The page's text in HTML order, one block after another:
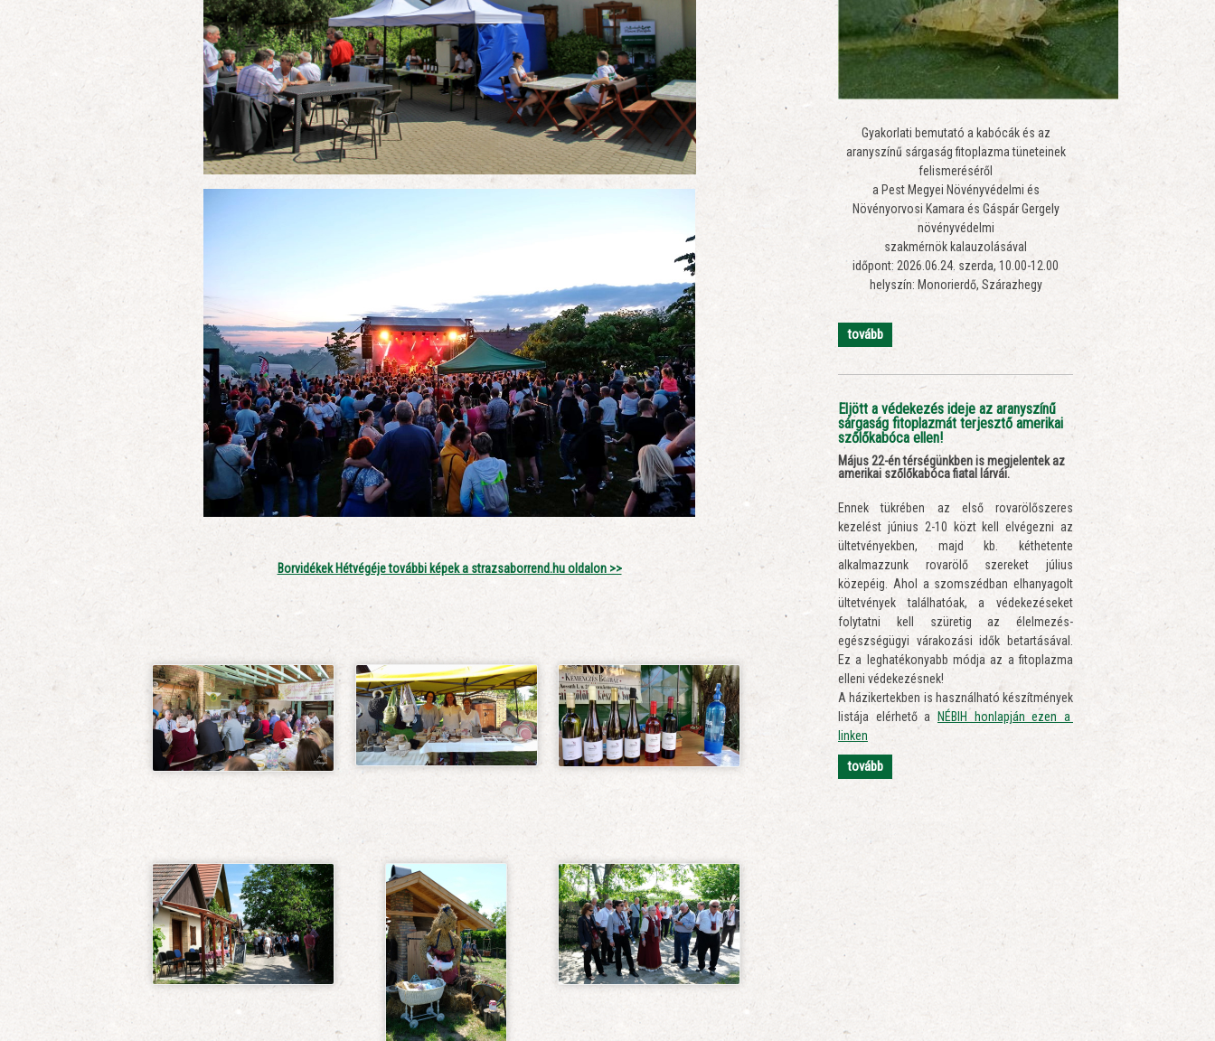
Borvidékek Hétvégéje további képek a strazsaborrend.hu oldalon >>
Gyakorlati bemutató a kabócák és az
aranyszínű sárgaság fitoplazma tüneteinek
felismeréséről
a Pest Megyei Növényvédelmi és
Növényorvosi Kamara és Gáspár Gergely
növényvédelmi
szakmérnök kalauzolásával
időpont: 2026.06.24. szerda, 10.00-12.00
helyszín: Monorierdő, Szárazhegy
tovább
Eljött a védekezés ideje az aranyszínű
sárgaság fitoplazmát terjesztő amerikai
szőlőkabóca ellen!
Május 22-én térségünkben is megjelentek az
amerikai szőlőkabóca fiatal lárvái.
Ennek tükrében az első rovarölőszeres
kezelést június 2-10 közt kell elvégezni az
ültetvényekben, majd kb. kéthetente
alkalmazzunk rovarölő szereket július
közepéig. Ahol a szomszédban elhanyagolt
ültetvények találhatóak, a védekezéseket
folytatni kell szüretig az élelmezés-
egészségügyi várakozási idők betartásával.
Ez a leghatékonyabb módja az a fitoplazma
elleni védekezésnek!
A házikertekben is használható készítmények
listája elérhető a
NÉBIH honlapján ezen a
linken
tovább